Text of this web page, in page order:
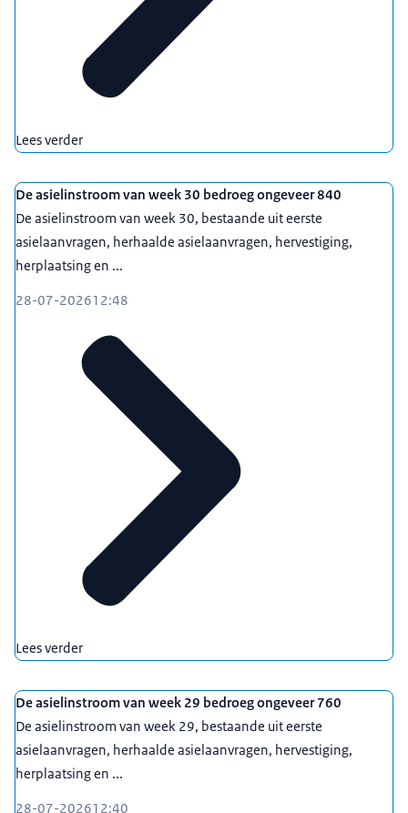
Lees verder
De asielinstroom van week 30 bedroeg ongeveer 840
De asielinstroom van week 30, bestaande uit eerste
asielaanvragen, herhaalde asielaanvragen, hervestiging,
herplaatsing en ...
28-07-202612:48
Lees verder
De asielinstroom van week 29 bedroeg ongeveer 760
De asielinstroom van week 29, bestaande uit eerste
asielaanvragen, herhaalde asielaanvragen, hervestiging,
herplaatsing en ...
28-07-202612:40